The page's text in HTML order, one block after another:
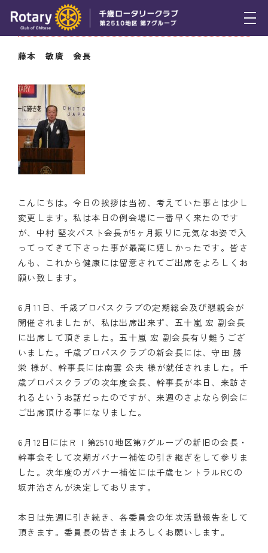
トピックス
活動報告
理事会報告
スケジュール
木曜会
組織図
クラブのあゆみ
歴代会長・幹事
記念誌
案内
例会場・事務局の案内
情報公開
入会のご案内
6月18日（木） 会長挨拶
藤本 敏廣 会長
こんにちは。今日の挨拶は当初、考えていた事とは少し
変更します。私は本日の例会場に一番早く来たのです
が、中村 堅次パスト会長が5ヶ月振りに元気なお姿で入
ってってきて下さった事が最高に嬉しかったです。皆さ
んも、これから健康には留意されてご出席をよろしくお
願い致します。
6月11日、千歳プロパスクラブの定期総会及び懇親会が
開催されましたが、私は出席出来ず、五十嵐 宏 副会長
に出席して頂きました。五十嵐 宏 副会長有り難うござ
いました。千歳プロパスクラブの新会長には、守田 勝
栄 様が、幹事長には南雲 公夫 様が就任されました。千
歳プロパスクラブの次年度会長、幹事長が本日、来訪さ
れるというお話だったのですが、来週のさよなら例会に
ご出席頂ける事になりました。
6月12日にはＲＩ第2510地区第7グループの新旧の会長・
幹事会そして次期ガバナー補佐の引き継ぎをして参りま
した。次年度のガバナー補佐には千歳セントラルRCの
坂井治さんが決定しております。
本日は先週に引き続き、各委員会の年次活動報告をして
頂きます。委員長の皆さまよろしくお願いします。